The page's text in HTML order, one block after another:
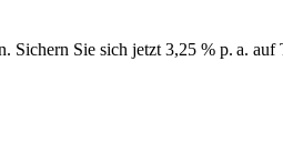
Sie sich jetzt 3,25 % p. a. auf